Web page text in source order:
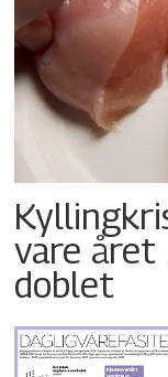
vare
doblet